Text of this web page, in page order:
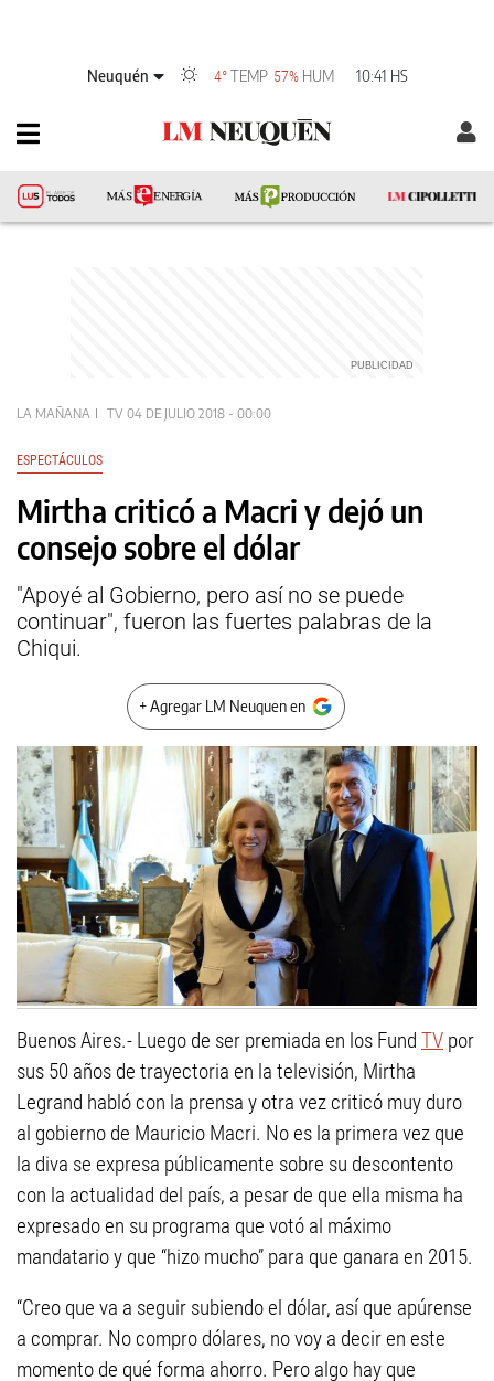
Neuquén 4° TEMP 57% HUM 10:41 HS
LA MAÑANA TV 04 DE JULIO 2018 - 00:00
ESPECTÁCULOS
Mirtha criticó a Macri y dejó un
consejo sobre el dólar
"Apoyé al Gobierno, pero así no se puede
continuar", fueron las fuertes palabras de la
Chiqui.
+ Agregar LM Neuquen en
Buenos Aires.- Luego de ser premiada en los Fund TV por
sus 50 años de trayectoria en la televisión, Mirtha
Legrand habló con la prensa y otra vez criticó muy duro
al gobierno de Mauricio Macri. No es la primera vez que
la diva se expresa públicamente sobre su descontento
con la actualidad del país, a pesar de que ella misma ha
expresado en su programa que votó al máximo
mandatario y que “hizo mucho” para que ganara en 2015.
“Creo que va a seguir subiendo el dólar, así que apúrense
a comprar. No compro dólares, no voy a decir en este
momento de qué forma ahorro. Pero algo hay que